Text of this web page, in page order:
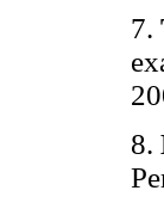
7.
8.